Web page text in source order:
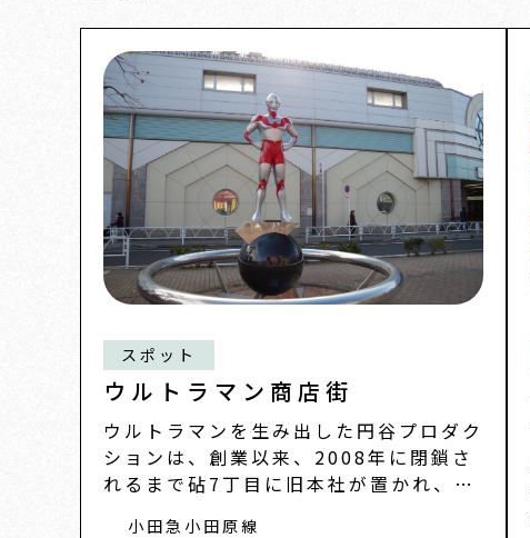
スポット
ウルトラマン商店街
ウルトラマンを生み出した円谷プロダク
ションは、創業以来、2008年に閉鎖さ
れるまで砧7丁目に旧本社が置かれ、円
小田急小田原線